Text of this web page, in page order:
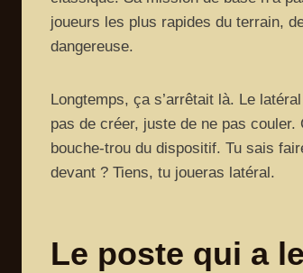
joueurs les plus rapides du terrain,
dangereuse.
Longtemps, ça s’arrêtait là. Le
pas de créer, juste de ne pas couler.
bouche-trou du dispositif. Tu sais
devant ? Tiens, tu joueras latéral.
Le poste qui a